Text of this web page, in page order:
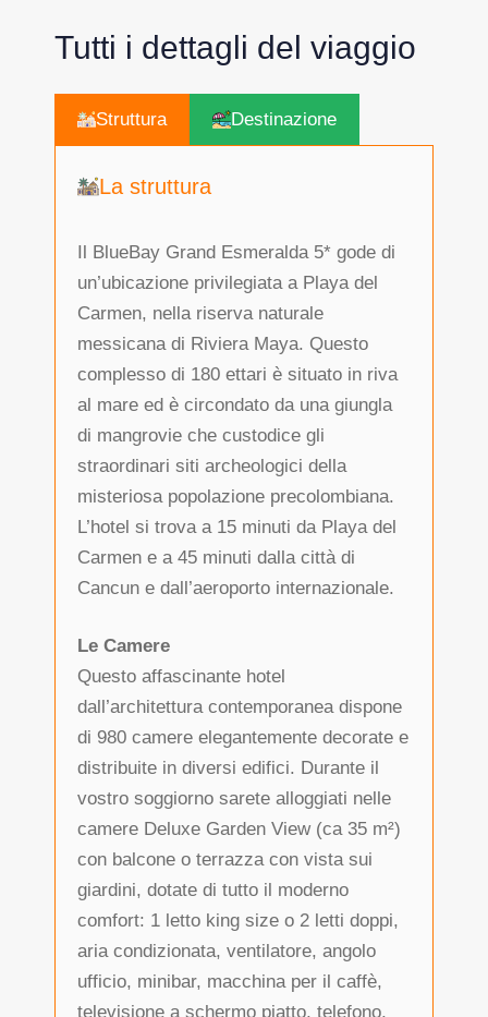
Tutti i dettagli del viaggio
Struttura Destinazione
La struttura
Il BlueBay Grand Esmeralda 5* gode di
un’ubicazione privilegiata a Playa del
Carmen, nella riserva naturale
messicana di Riviera Maya. Questo
complesso di 180 ettari è situato in riva
al mare ed è circondato da una giungla
di mangrovie che custodice gli
straordinari siti archeologici della
misteriosa popolazione precolombiana.
L’hotel si trova a 15 minuti da Playa del
Carmen e a 45 minuti dalla città di
Cancun e dall’aeroporto internazionale.
Le Camere
Questo affascinante hotel
dall’architettura contemporanea dispone
di 980 camere elegantemente decorate e
distribuite in diversi edifici. Durante il
vostro soggiorno sarete alloggiati nelle
camere Deluxe Garden View (ca 35 m²)
con balcone o terrazza con vista sui
giardini, dotate di tutto il moderno
comfort: 1 letto king size o 2 letti doppi,
aria condizionata, ventilatore, angolo
ufficio, minibar, macchina per il caffè,
televisione a schermo piatto, telefono,